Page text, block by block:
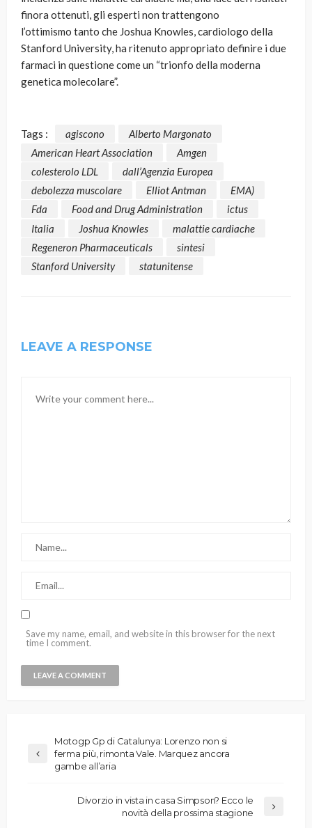
finora ottenuti, gli esperti non trattengono
l’ottimismo tanto che Joshua Knowles, cardiologo della
Stanford University, ha ritenuto appropriato definire i due
farmaci in questione come un “trionfo della moderna
genetica molecolare”.
Tags : agiscono
Alberto Margonato
American Heart Association
Amgen
colesterolo LDL
dall’Agenzia Europea
debolezza muscolare
Elliot Antman
EMA)
Fda
Food and Drug Administration
ictus
Italia
Joshua Knowles
malattie cardiache
Regeneron Pharmaceuticals
sintesi
Stanford University
statunitense
LEAVE A RESPONSE
Save my name, email, and website in this browser for the next
time I comment.
Motogp Gp di Catalunya: Lorenzo non si
ferma più, rimonta Vale. Marquez ancora
gambe all’aria
Divorzio in vista in casa Simpson? Ecco le
novità della prossima stagione